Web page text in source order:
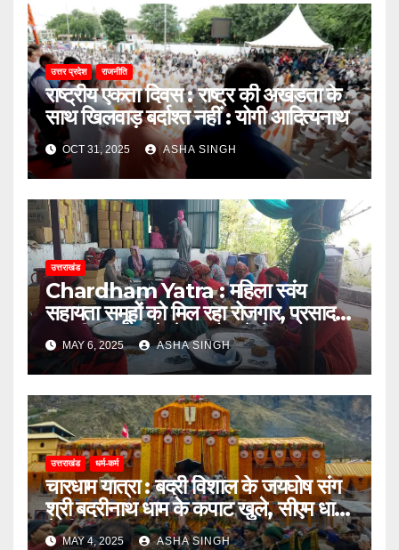
उत्तर प्रदेश राजनीति
राष्ट्रीय एकता दिवस : राष्ट्र की अखंडता के
साथ खिलवाड़ बर्दाश्त नहीं : योगी आदित्यनाथ
OCT 31, 2025 ASHA SINGH
उत्तराखंड
Chardham Yatra : महिला स्वंय
सहायता समूहों को मिल रहा रोजगार, प्रसाद,
स्थानीय उत्पाद से लेकर होमस्टे में चमका
कारोबार
MAY 6, 2025 ASHA SINGH
उत्तराखंड धर्म-कर्म
चारधाम यात्रा : बदरी विशाल के जयघोष संग
श्री बदरीनाथ धाम के कपाट खुले, सीएम धामी
ने दीं शुभकामनाएं
MAY 4, 2025 ASHA SINGH